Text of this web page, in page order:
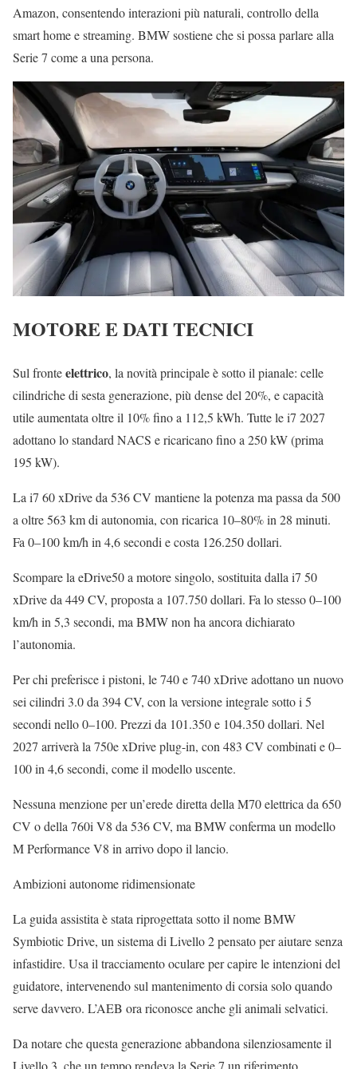
Amazon, consentendo interazioni più naturali, controllo della
smart home e streaming. BMW sostiene che si possa parlare alla
Serie 7 come a una persona.
MOTORE E DATI TECNICI
Sul fronteelettrico, la novità principale è sotto il pianale: celle
cilindriche di sesta generazione, più dense del 20%, e capacità
utile aumentata oltre il 10% fino a 112,5 kWh. Tutte le i7 2027
adottano lo standard NACS e ricaricano fino a 250 kW (prima
195 kW).
La i7 60 xDrive da 536 CV mantiene la potenza ma passa da 500
a oltre 563 km di autonomia, con ricarica 10–80% in 28 minuti.
Fa 0–100 km/h in 4,6 secondi e costa 126.250 dollari.
Scompare la eDrive50 a motore singolo, sostituita dalla i7 50
xDrive da 449 CV, proposta a 107.750 dollari. Fa lo stesso 0–100
km/h in 5,3 secondi, ma BMW non ha ancora dichiarato
l’autonomia.
Per chi preferisce i pistoni, le 740 e 740 xDrive adottano un nuovo
sei cilindri 3.0 da 394 CV, con la versione integrale sotto i 5
secondi nello 0–100. Prezzi da 101.350 e 104.350 dollari. Nel
2027 arriverà la 750e xDrive plug-in, con 483 CV combinati e 0–
100 in 4,6 secondi, come il modello uscente.
Nessuna menzione per un’erede diretta della M70 elettrica da 650
CV o della 760i V8 da 536 CV, ma BMW conferma un modello
M Performance V8 in arrivo dopo il lancio.
Ambizioni autonome ridimensionate
La guida assistita è stata riprogettata sotto il nome BMW
Symbiotic Drive, un sistema di Livello 2 pensato per aiutare senza
infastidire. Usa il tracciamento oculare per capire le intenzioni del
guidatore, intervenendo sul mantenimento di corsia solo quando
serve davvero. L’AEB ora riconosce anche gli animali selvatici.
Da notare che questa generazione abbandona silenziosamente il
Livello 3, che un tempo rendeva la Serie 7 un riferimento